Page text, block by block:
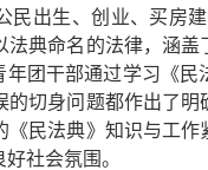
民出生、创业、买房
法典命名的法律，涵
年团干部通过学习《
的切身问题都作出了
《民法典》知识与工
社会氛围。